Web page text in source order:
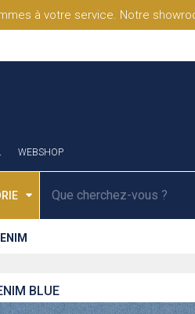
à votre service. Notre
WEBSHOP
BLUE